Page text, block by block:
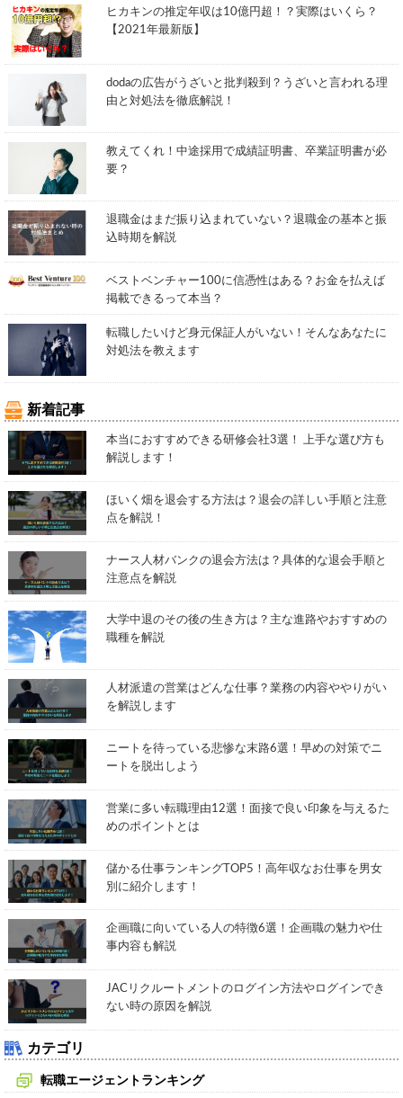
ヒカキンの推定年収は10億円超！？実際はいくら？
【2021年最新版】
dodaの広告がうざいと批判殺到？うざいと言われる理
由と対処法を徹底解説！
教えてくれ！中途採用で成績証明書、卒業証明書が必
要？
退職金はまだ振り込まれていない？退職金の基本と振
込時期を解説
ベストベンチャー100に信憑性はある？お金を払えば
掲載できるって本当？
転職したいけど身元保証人がいない！そんなあなたに
対処法を教えます
新着記事
本当におすすめできる研修会社3選！ 上手な選び方も
解説します！
ほいく畑を退会する方法は？退会の詳しい手順と注意
点を解説！
ナース人材バンクの退会方法は？具体的な退会手順と
注意点を解説
大学中退のその後の生き方は？主な進路やおすすめの
職種を解説
人材派遣の営業はどんな仕事？業務の内容ややりがい
を解説します
ニートを待っている悲惨な末路6選！早めの対策でニ
ートを脱出しよう
営業に多い転職理由12選！面接で良い印象を与えるた
めのポイントとは
儲かる仕事ランキングTOP5！高年収なお仕事を男女
別に紹介します！
企画職に向いている人の特徴6選！企画職の魅力や仕
事内容も解説
JACリクルートメントのログイン方法やログインでき
ない時の原因を解説
カテゴリ
転職エージェントランキング